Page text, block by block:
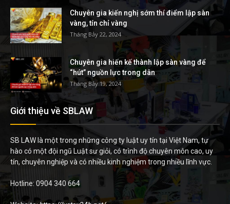
Chuyên gia kiến nghị sớm thí điểm lập sàn
vàng, tín chỉ vàng
Tháng Bảy 22, 2024
Chuyên gia hiến kế thành lập sàn vàng để
“hút” nguồn lực trong dân
Tháng Bảy 19, 2024
Giới thiệu về SBLAW
SB LAW là một trong những công ty luật uy tín tại Việt Nam, tự
hào có một đội ngũ Luật sư giỏi, có trình độ chuyên môn cao, uy
tín, chuyên nghiệp và có nhiều kinh nghiệm trong nhiều lĩnh vực.
Hotline: 0904 340 664